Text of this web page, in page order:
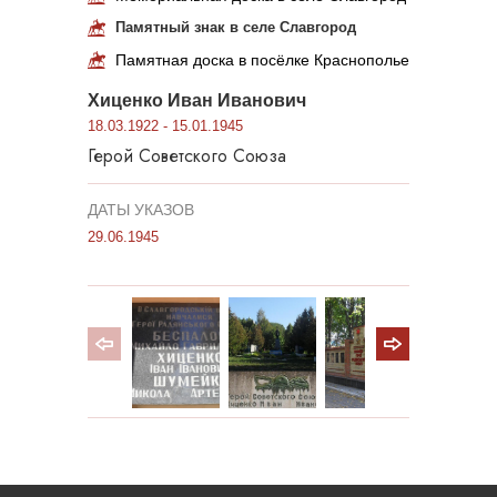
Памятный знак в селе Славгород
Памятная доска в посёлке Краснополье
Хиценко Иван Иванович
18.03.1922 - 15.01.1945
Герой Советского Союза
ДАТЫ УКАЗОВ
29.06.1945